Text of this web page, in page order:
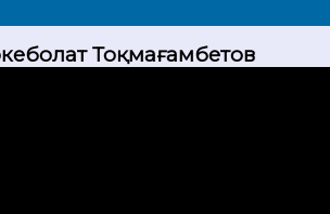
Тоқмағамбетов